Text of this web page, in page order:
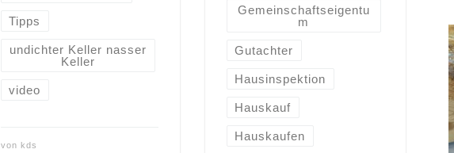
Tipps
undichter Keller nasser
Keller
video
von kds
Gemeinschaftseigentu
m
Gutachter
Hausinspektion
Hauskauf
Hauskaufen